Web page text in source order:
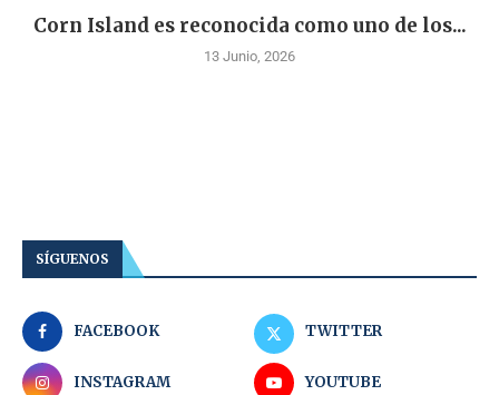
Corn Island es reconocida como uno de los...
13 Junio, 2026
SÍGUENOS
FACEBOOK TWITTER
INSTAGRAM YOUTUBE